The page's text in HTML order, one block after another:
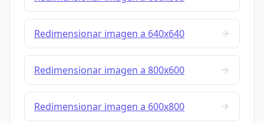
Redimensionar imagen a 640x640
Redimensionar imagen a 800x600
Redimensionar imagen a 600x800